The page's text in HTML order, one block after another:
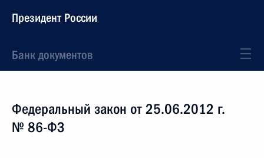
Президент России
Банк документов
Федеральный закон от 25.06.2012 г.
№ 86-ФЗ